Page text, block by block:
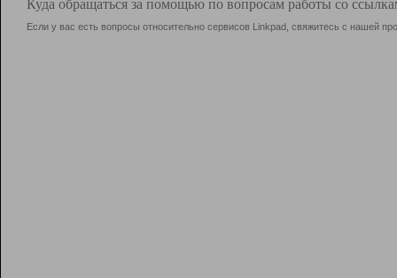
Куда обращаться за помощью по вопросам работы со
Если у вас есть вопросы относительно сервисов Linkpad, свяжитесь с нашей